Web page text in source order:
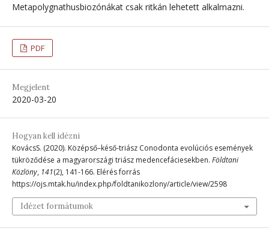
Metapolygnathusbiozónákat csak ritkán lehetett alkalmazni.
PDF
Megjelent
2020-03-20
Hogyan kell idézni
KovácsS. (2020). Középső–késő-triász Conodonta evolúciós események
tükröződése a magyarországi triász medencefáciesekben. Földtani
Közlöny, 141(2), 141-166. Elérés forrás
https://ojs.mtak.hu/index.php/foldtanikozlony/article/view/2598
Idézet formátumok